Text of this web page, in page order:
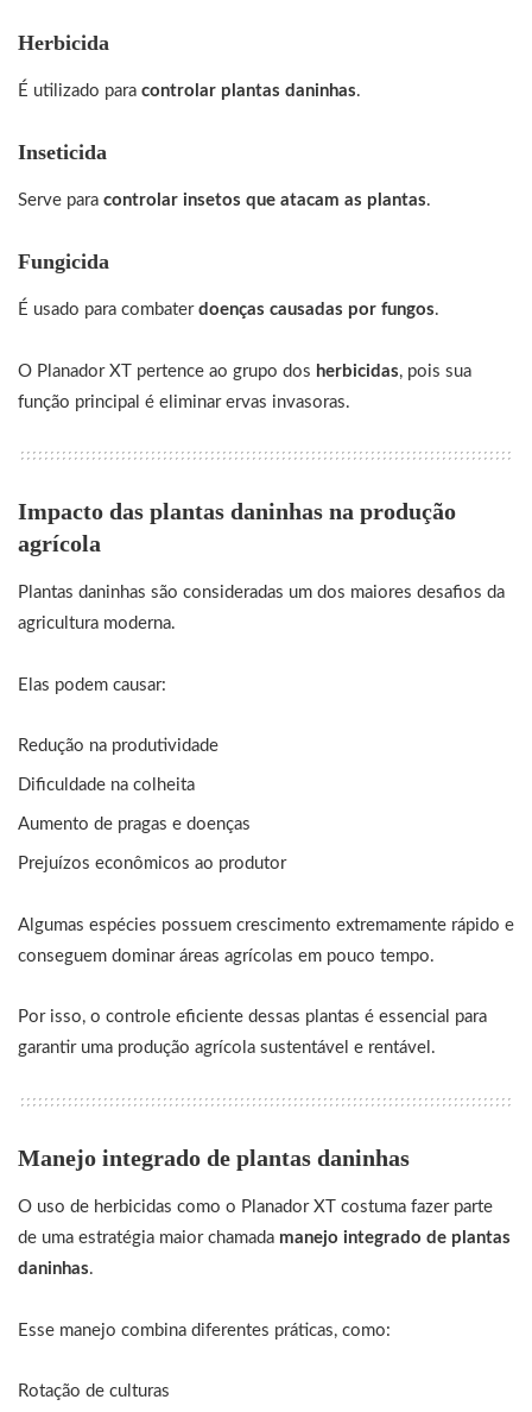
Herbicida
É utilizado para controlar plantas daninhas.
Inseticida
Serve para controlar insetos que atacam as plantas.
Fungicida
É usado para combater doenças causadas por fungos.
O Planador XT pertence ao grupo dos herbicidas, pois sua
função principal é eliminar ervas invasoras.
Impacto das plantas daninhas na produção
agrícola
Plantas daninhas são consideradas um dos maiores desafios da
agricultura moderna.
Elas podem causar:
Redução na produtividade
Dificuldade na colheita
Aumento de pragas e doenças
Prejuízos econômicos ao produtor
Algumas espécies possuem crescimento extremamente rápido e
conseguem dominar áreas agrícolas em pouco tempo.
Por isso, o controle eficiente dessas plantas é essencial para
garantir uma produção agrícola sustentável e rentável.
Manejo integrado de plantas daninhas
O uso de herbicidas como o Planador XT costuma fazer parte
de uma estratégia maior chamada manejo integrado de plantas
daninhas.
Esse manejo combina diferentes práticas, como:
Rotação de culturas